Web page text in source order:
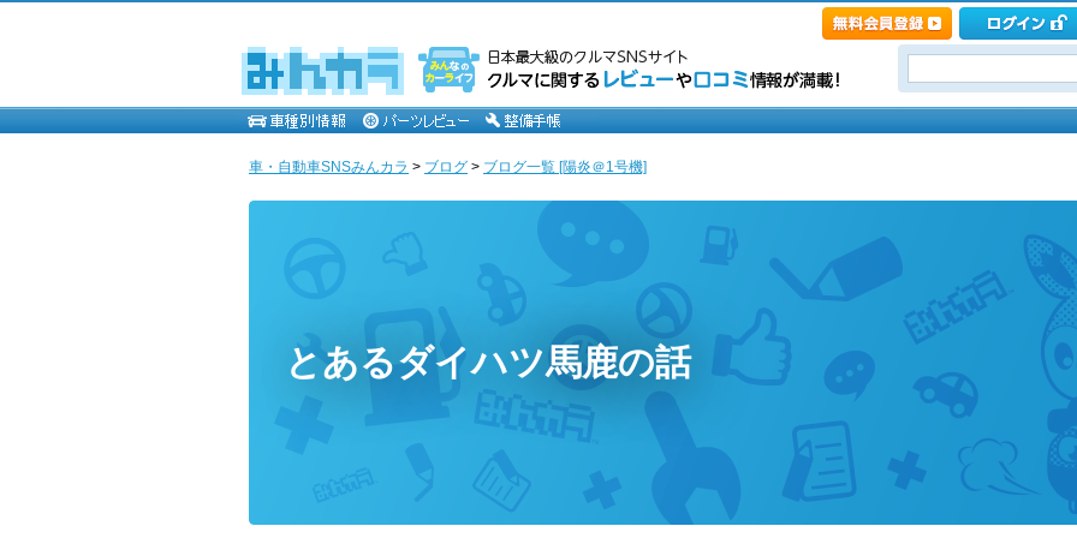
車・自動車SNSみんカラ > ブログ > ブログ一覧 [陽炎＠1号機]
とあるダイハツ馬鹿の話